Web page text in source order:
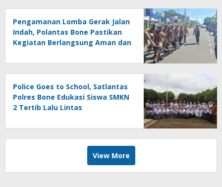
Pengamanan Lomba Gerak Jalan
Indah, Polantas Bone Pastikan
Kegiatan Berlangsung Aman dan
Police Goes to School, Satlantas
Polres Bone Edukasi Siswa SMKN
2 Tertib Lalu Lintas
View More